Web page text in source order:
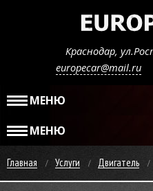
Краснодар,
europecar@mail.ru
МЕНЮ
МЕНЮ
Главная Услуги Двигатель